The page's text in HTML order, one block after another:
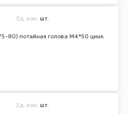
80) потайная голова М4*50 цинк
Ед. изм. шт.
Ед. изм. шт.